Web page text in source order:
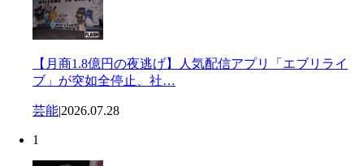
【月商1.8億円の夜逃げ】人気配信アプリ「エブリライ
ブ」が突如全停止、社…
芸能|2026.07.28
1